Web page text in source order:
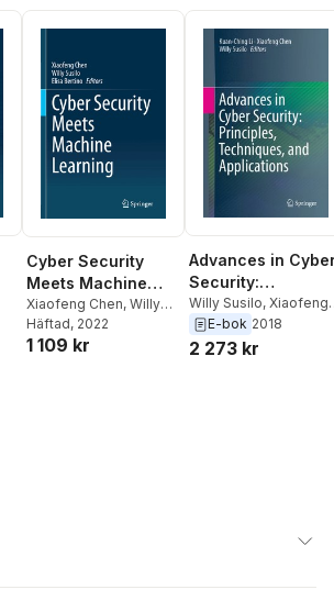
Cyber Security
Meets Machine
Learning
Xiaofeng Chen, Willy
Susilo,Elisa Bertino
Häftad, 2022
1 109 kr
Advances in
Security:
Principles,
Techniques, and
Applications
Willy Susilo, Xiaofeng
Chen,Kuan-Ching Li
E-bok 2018
2 273 kr